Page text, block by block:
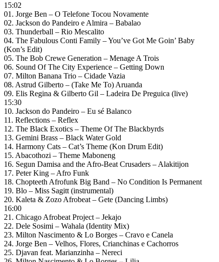
15:02
01. Jorge Ben – O Telefone Tocou Novamente
02. Jackson do Pandeiro e Almira – Babalao
03. Thunderball – Rio Mescalito
04. The Fabulous Conti Family – You’ve Got Me Goin’ Baby
(Kon’s Edit)
05. The Bob Crewe Generation – Menage A Trois
06. Sound Of The City Experience – Getting Down
07. Milton Banana Trio – Cidade Vazia
08. Astrud Gilberto – (Take Me To) Aruanda
09. Elis Regina & Gilberto Gil – Ladeira De Preguica (live)
15:30
10. Jackson do Pandeiro – Eu sé Balanco
11. Reflections – Reflex
12. The Black Exotics – Theme Of The Blackbyrds
13. Gemini Brass – Black Water Gold
14. Harmony Cats – Cat’s Theme (Kon Drum Edit)
15. Abacothozi – Theme Maboneng
16. Segun Damisa and the Afro-Beat Crusaders – Alakitijon
17. Peter King – Afro Funk
18. Chopteeth Afrofunk Big Band – No Condition Is Permanent
19. Blo – Miss Sagitt (instrumental)
20. Kaleta & Zozo Afrobeat – Gete (Dancing Limbs)
16:00
21. Chicago Afrobeat Project – Jekajo
22. Dele Sosimi – Wahala (Identity Mix)
23. Milton Nascimento & Lo Borges – Cravo e Canela
24. Jorge Ben – Velhos, Flores, Crianchinas e Cachorros
25. Djavan feat. Marianzinha – Nereci